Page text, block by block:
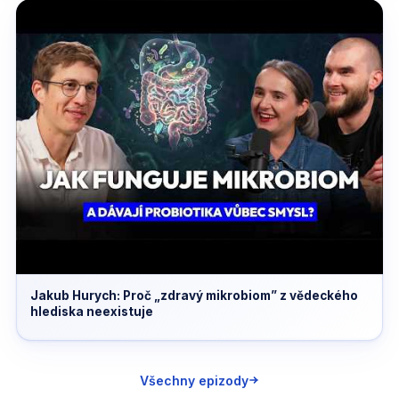
Jakub Hurych: Proč „zdravý mikrobiom” z vědeckého
hlediska neexistuje
Všechny epizody